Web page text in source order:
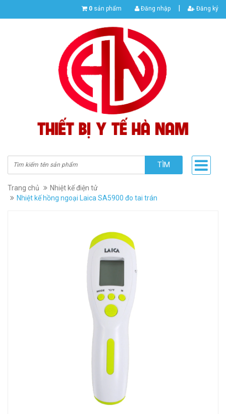
0 sản phẩm Đăng nhập | Đăng ký
TÌM
Trang chủ
Nhiệt kế điện tử
Nhiệt kế hồng ngoại Laica SA5900 đo tai trán